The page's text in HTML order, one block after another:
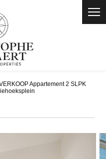
Appartement 2 SLPK